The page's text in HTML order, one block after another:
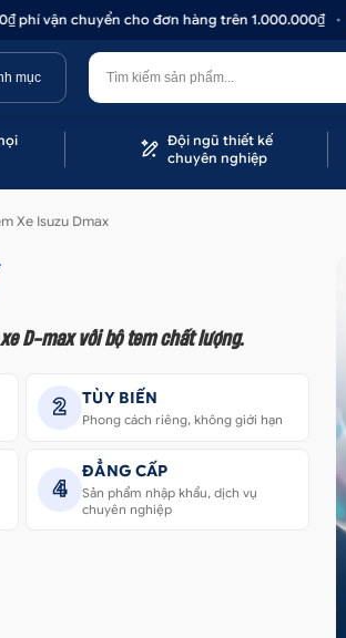
vận chuyển cho đơn hàng trên 1.000.000₫ •
mục
Đội ngũ thiết kế
chuyên nghiệp
Xe Isuzu Dmax
D-max với bộ tem chất lượng.
2 TÙY BIẾN
Phong cách riêng, không giới hạn
4
ĐẲNG CẤP
Sản phẩm nhập khẩu, dịch vụ
chuyên nghiệp